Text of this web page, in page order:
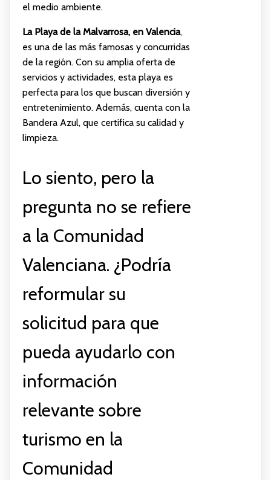
el medio ambiente.
La Playa de la Malvarrosa, en Valencia,
es una de las más famosas y concurridas
de la región. Con su amplia oferta de
servicios y actividades, esta playa es
perfecta para los que buscan diversión y
entretenimiento. Además, cuenta con la
Bandera Azul, que certifica su calidad y
limpieza.
Lo siento, pero la
pregunta no se refiere
a la Comunidad
Valenciana. ¿Podría
reformular su
solicitud para que
pueda ayudarlo con
información
relevante sobre
turismo en la
Comunidad